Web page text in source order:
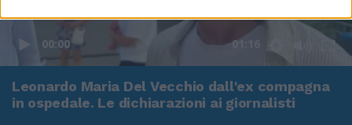
00:00 01:16
Leonardo Maria Del Vecchio dall'ex compagna
in ospedale. Le dichiarazioni ai giornalisti